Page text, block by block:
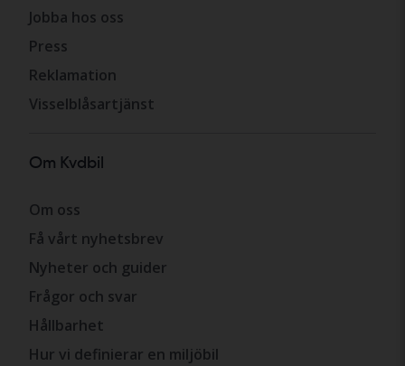
Jobba hos oss
Press
Reklamation
Visselblåsartjänst
Om Kvdbil
Om oss
Få vårt nyhetsbrev
Nyheter och guider
Frågor och svar
Hållbarhet
Hur vi definierar en miljöbil